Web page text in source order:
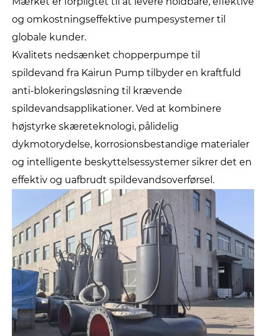
og omkostningseffektive pumpesystemer til
globale kunder.
Kvalitets nedsænket chopperpumpe til
spildevand fra Kairun Pump tilbyder en kraftfuld
anti-blokeringsløsning til krævende
spildevandsapplikationer. Ved at kombinere
højstyrke skæreteknologi, pålidelig
dykmotorydelse, korrosionsbestandige materialer
og intelligente beskyttelsessystemer sikrer det en
effektiv og uafbrudt spildevandsoverførsel.